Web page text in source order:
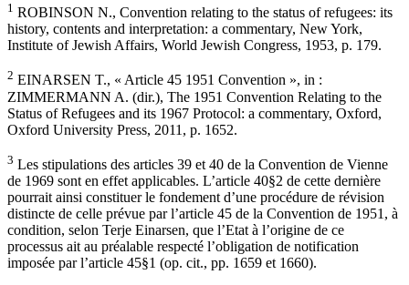
1 ROBINSON N., Convention relating to the status of refugees: its
history, contents and interpretation: a commentary, New York,
Institute of Jewish Affairs, World Jewish Congress, 1953, p. 179.
2 EINARSEN T., « Article 45 1951 Convention », in :
ZIMMERMANN A. (dir.), The 1951 Convention Relating to the
Status of Refugees and its 1967 Protocol: a commentary, Oxford,
Oxford University Press, 2011, p. 1652.
3 Les stipulations des articles 39 et 40 de la Convention de Vienne
de 1969 sont en effet applicables. L’article 40§2 de cette dernière
pourrait ainsi constituer le fondement d’une procédure de révision
distincte de celle prévue par l’article 45 de la Convention de 1951, à
condition, selon Terje Einarsen, que l’Etat à l’origine de ce
processus ait au préalable respecté l’obligation de notification
imposée par l’article 45§1 (op. cit., pp. 1659 et 1660).